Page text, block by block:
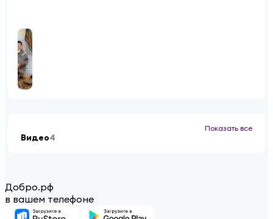
Видео4
Показать все
Добро.рф
в вашем телефоне